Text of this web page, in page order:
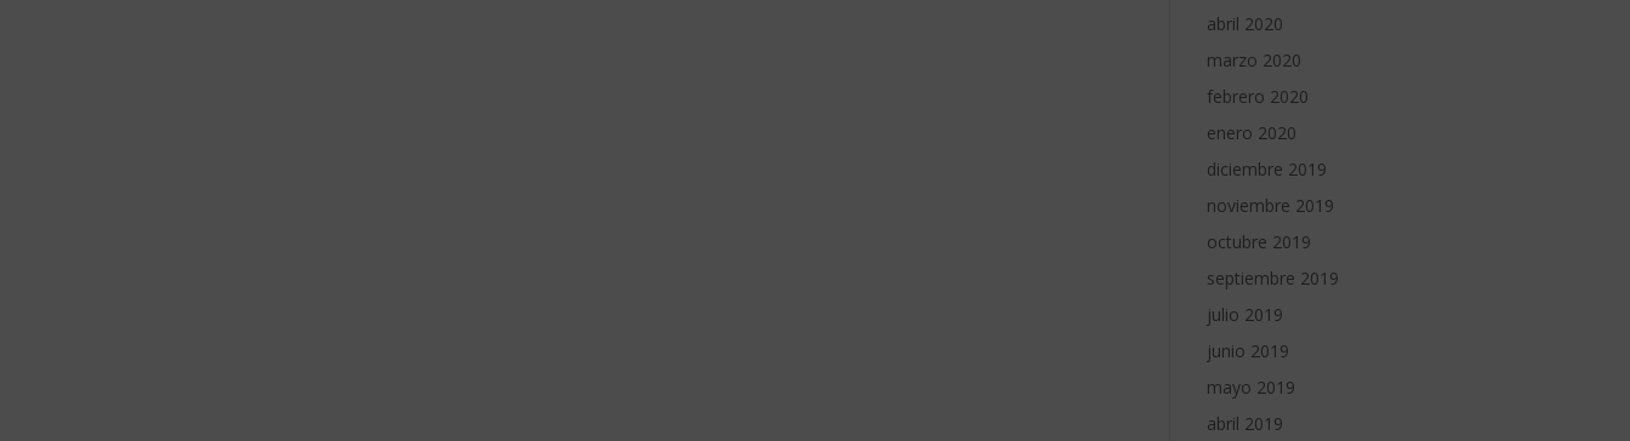
abril 2020
marzo 2020
febrero 2020
enero 2020
diciembre 2019
noviembre 2019
octubre 2019
septiembre 2019
julio 2019
junio 2019
mayo 2019
abril 2019